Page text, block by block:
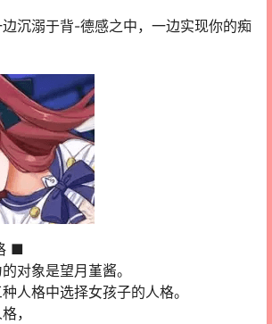
沉溺于背-德感之中，一边实现你的痴
■
对象是望月堇酱。
人格中选择女孩子的人格。
，